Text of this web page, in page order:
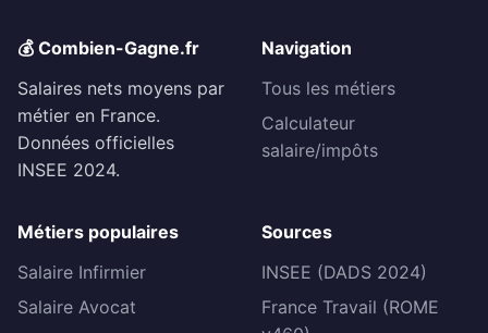
💰 Combien-Gagne.fr
Salaires nets moyens par
métier en France.
Données officielles
INSEE 2024.
Navigation
Tous les métiers
Calculateur
salaire/impôts
Métiers populaires
Salaire Infirmier
Salaire Avocat
Sources
INSEE (DADS 2024)
France Travail (ROME